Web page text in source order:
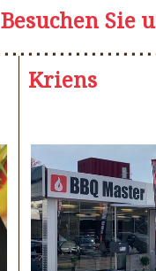
Besuchen Sie
Kriens